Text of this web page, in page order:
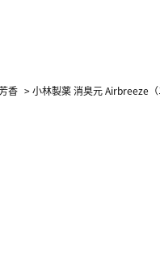
香 >小林製薬 消臭元 Airbreeze